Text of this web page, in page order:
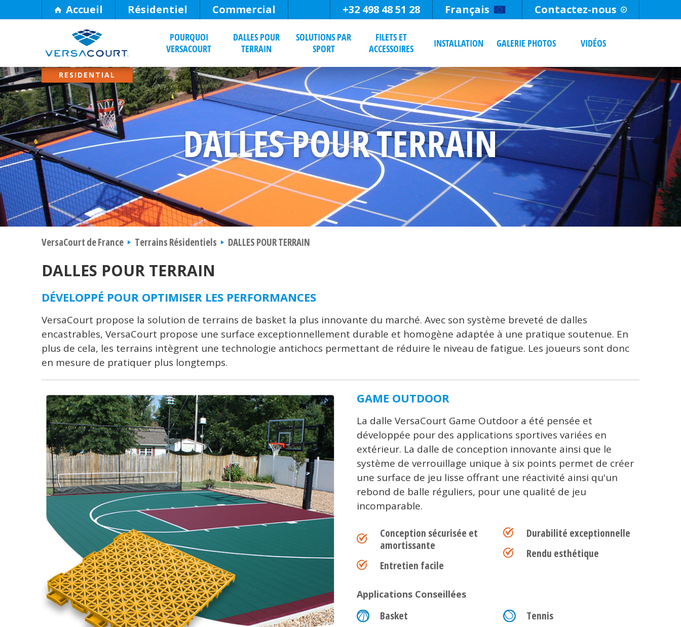
to
Accueil Résidentiel Commercial +32 498 48 51 28 Français Contactez-nous
POURQUOI
VERSACOURT
DALLES POUR
TERRAIN
SOLUTIONS PAR
SPORT
FILETS ET
ACCESSOIRES
INSTALLATION GALERIE PHOTOS VIDÉOS
DALLES POUR TERRAIN
VersaCourt de France Terrains Résidentiels DALLES POUR TERRAIN
DALLES POUR TERRAIN
DÉVELOPPÉ POUR OPTIMISER LES PERFORMANCES
VersaCourt propose la solution de terrains de basket la plus innovante du marché. Avec son système breveté de dalles
encastrables, VersaCourt propose une surface exceptionnellement durable et homogène adaptée à une pratique soutenue. En
plus de cela, les terrains intègrent une technologie antichocs permettant de réduire le niveau de fatigue. Les joueurs sont donc
en mesure de pratiquer plus longtemps.
GAME OUTDOOR
La dalle VersaCourt Game Outdoor a été pensée et
développée pour des applications sportives variées en
extérieur. La dalle de conception innovante ainsi que le
système de verrouillage unique à six points permet de créer
une surface de jeu lisse offrant une réactivité ainsi qu'un
rebond de balle réguliers, pour une qualité de jeu
incomparable.
Conception sécurisée et
amortissante
Entretien facile
Durabilité exceptionnelle
Rendu esthétique
Applications Conseillées
Basket
Tennis